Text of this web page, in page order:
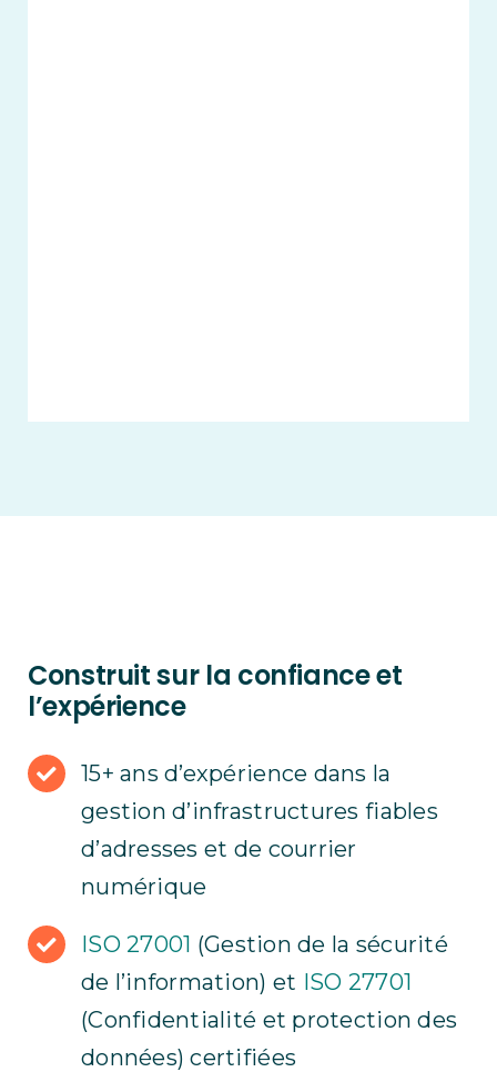
Construit sur la confiance et
l’expérience
15+ ans d’expérience dans la
gestion d’infrastructures fiables
d’adresses et de courrier
numérique
ISO 27001 (Gestion de la sécurité
de l’information) et ISO 27701
(Confidentialité et protection des
données) certifiées